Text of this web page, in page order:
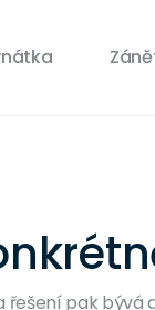
pak bývá